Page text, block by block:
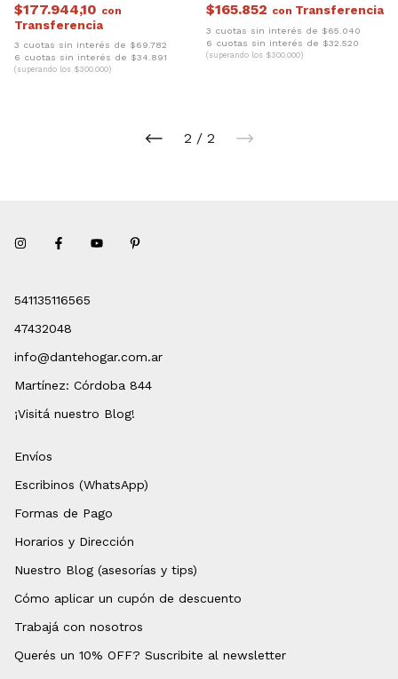
$177.944,10 con
3 cuotas sin interés de $69.782
6 cuotas sin interés de $34.891
(superando los $300.000)
$165.852 con
3 cuotas sin interés de $65.040
6 cuotas sin interés de $32.520
(superando los $300.000)
2 / 2
541135116565
47432048
info@dantehogar.com.ar
Martínez: Córdoba 844
¡Visitá nuestro Blog!
Envíos
Escribinos (WhatsApp)
Formas de Pago
Horarios y Dirección
Nuestro Blog (asesorías y tips)
Cómo aplicar un cupón de descuento
Trabajá con nosotros
Querés un 10% OFF? Suscribite al newsletter